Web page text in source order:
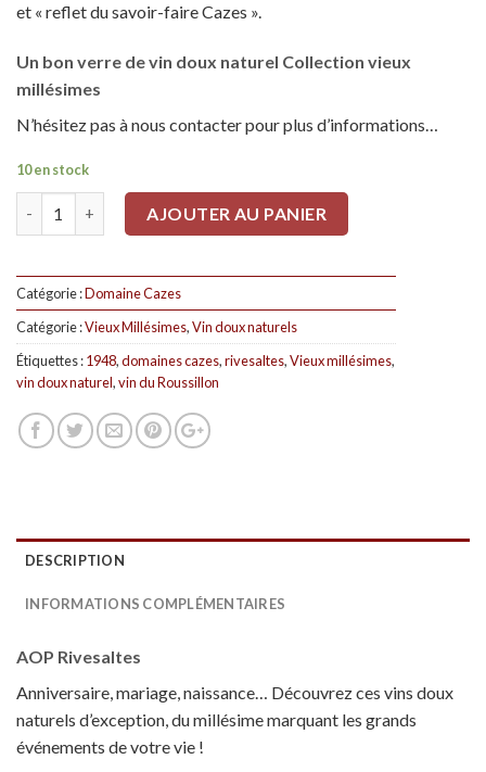
et « reflet du savoir-faire Cazes ».
Un bon verre de vin doux naturel Collection vieux
millésimes
N’hésitez pas à nous contacter pour plus d’informations…
10 en stock
AJOUTER AU PANIER
Catégorie :Domaine Cazes
Catégorie :Vieux Millésimes,Vin doux naturels
Étiquettes :1948,domaines cazes,rivesaltes,Vieux millésimes,
vin doux naturel,vin du Roussillon
DESCRIPTION
INFORMATIONS COMPLÉMENTAIRES
AOP Rivesaltes
Anniversaire, mariage, naissance… Découvrez ces vins doux
naturels d’exception, du millésime marquant les grands
événements de votre vie !